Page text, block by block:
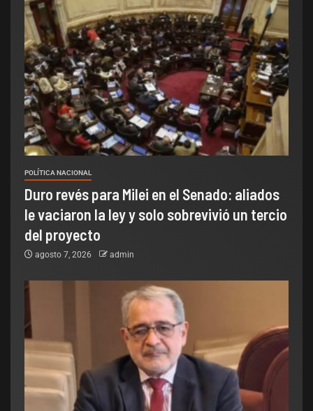
POLÍTICA NACIONAL
Duro revés para Milei en el Senado: aliados
le vaciaron la ley y solo sobrevivió un tercio
del proyecto
agosto 7, 2026 admin